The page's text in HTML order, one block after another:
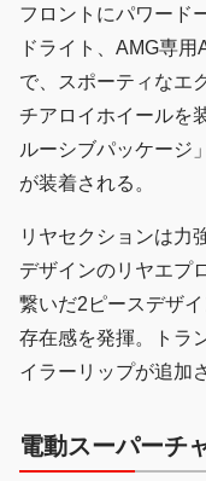
フロントにパワード
ドライト、AMG専
で、スポーティなエ
チアロイホイールを
ルーシブパッケージ
が装着される。
リヤセクションは力
デザインのリヤエプ
繋いだ2ピースデザ
存在感を発揮。トラ
イラーリップが追加
電動スーパーチ